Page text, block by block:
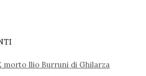
morto Ilio Burruni di Ghilarza